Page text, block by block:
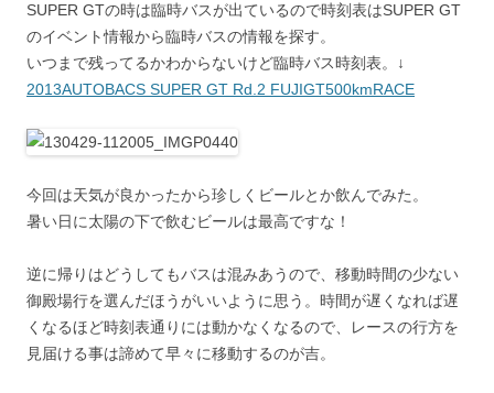
SUPER GTの時は臨時バスが出ているので時刻表はSUPER GT
のイベント情報から臨時バスの情報を探す。
いつまで残ってるかわからないけど臨時バス時刻表。↓
2013AUTOBACS SUPER GT Rd.2 FUJIGT500kmRACE
今回は天気が良かったから珍しくビールとか飲んでみた。
暑い日に太陽の下で飲むビールは最高ですな！
逆に帰りはどうしてもバスは混みあうので、移動時間の少ない
御殿場行を選んだほうがいいように思う。時間が遅くなれば遅
くなるほど時刻表通りには動かなくなるので、レースの行方を
見届ける事は諦めて早々に移動するのが吉。